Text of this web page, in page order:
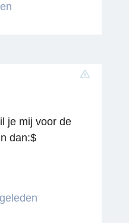
je mij voor de
dan:$